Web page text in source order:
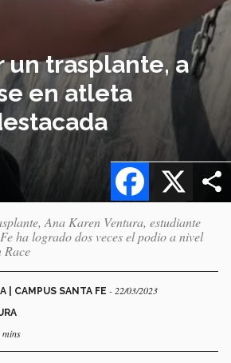
un trasplante, a
en atleta
X
Facebook
Ana Karen Ventura, estudiante
ha logrado dos veces el podio a nivel
Race
| CAMPUS SANTA FE - 22/03/2023
mins